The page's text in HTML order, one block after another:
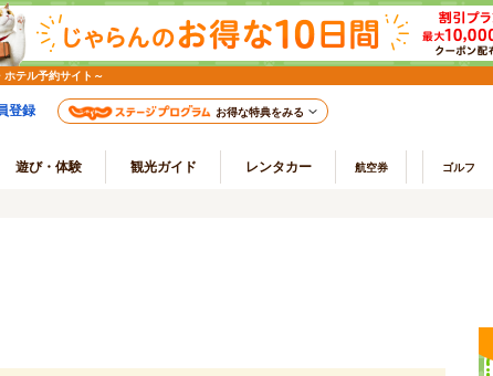
テル予約サイト～
登録 お得な特典をみる
遊び・体験 観光ガイド レンタカー 航空券 ゴルフ